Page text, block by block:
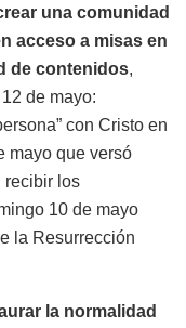
una comunidad
acceso a misas en
de contenidos,
de mayo:
con Cristo en
mayo que versó
recibir los
10 de mayo
la Resurrección
la normalidad